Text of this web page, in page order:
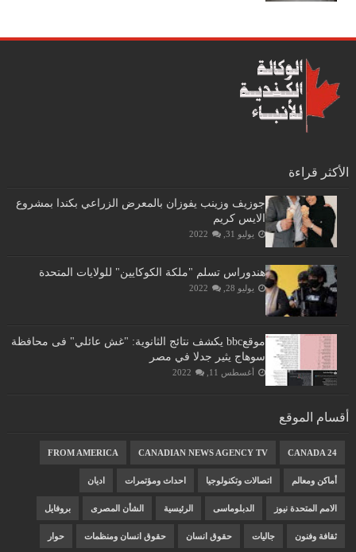
الأكثر قراءة
جوزيف وزينب يفوزان بالمعرض الزراعي بكندا بمشروع
الايس كريم
يوليو 31, 2022
هندوراس تسلم "ملكة الكوكايين" للولايات المتحدة
يوليو 28, 2022
موقعbbc يكشف نتائج الثانوية: "غش عائلي" فى محافظة
سوهاج يثير جدلا في مصر
أغسطس 11, 2022
أقسام الموقع
CANADA 24
CANADIAN NEWS AGENCY TV
FROM AMERICA
أماكن ومعالم اتصالات وتكنولوجيا احداث ومؤتمرات اديان
الامم المتحدة نيوز الدبلوماسى الرئيسية الشأن المصرى بروفايل
ثقافة وفنون جاليات حقوق انسان حقوق انسان ومنظمات حوار